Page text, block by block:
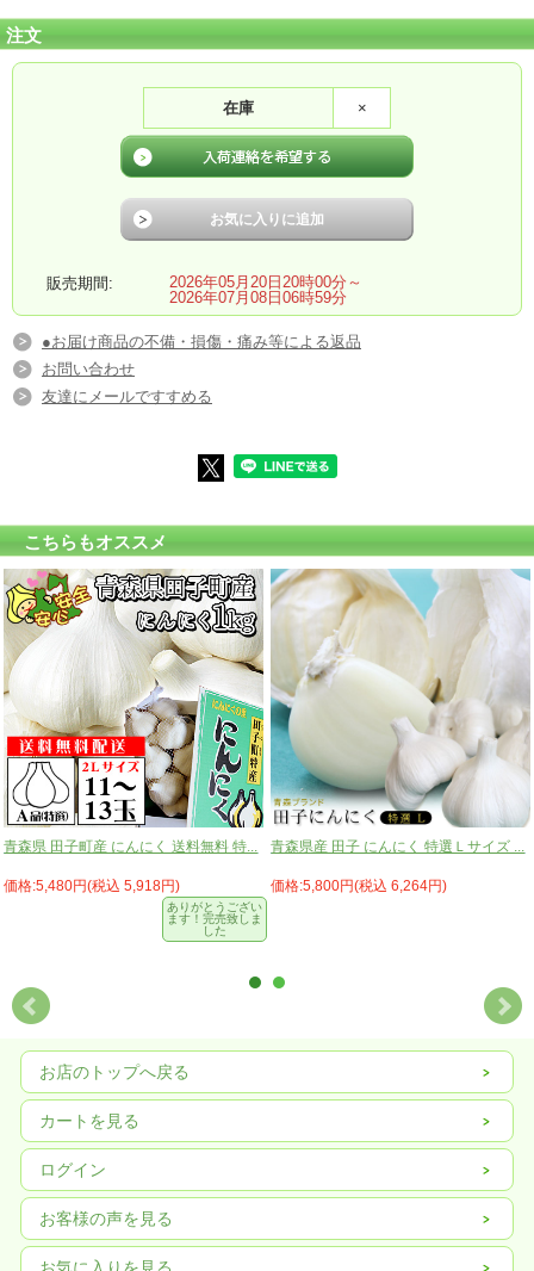
注文
在庫 ×
販売期間:
2026年05月20日20時00分～
2026年07月08日06時59分
●お届け商品の不備・損傷・痛み等による返品
お問い合わせ
友達にメールですすめる
こちらもオススメ
青森県 田子町産 にんにく 送料無料 特...
価格:5,480円(税込 5,918円)
ありがとうござい
ます！完売致しま
した
青森県産 田子 にんにく 特選Ｌサイズ ...
価格:5,800円(税込 6,264円)
お店のトップへ戻る
カートを見る
ログイン
お客様の声を見る